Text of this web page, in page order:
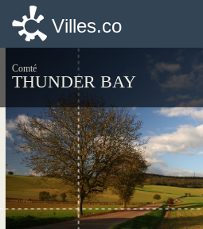
Villes.co
Comté
THUNDER BAY
Villes.co